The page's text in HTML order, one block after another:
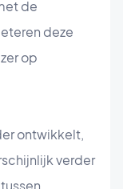
de
deze
op
ontwikkelt,
verder